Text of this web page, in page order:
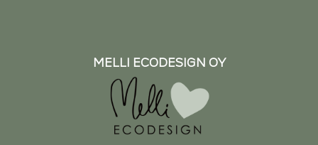
MELLI ECODESIGN OY